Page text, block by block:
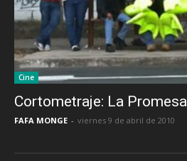
Cine
Cortometraje: La Promesa
FAFA MONGE - viernes 9 de abril de 2010